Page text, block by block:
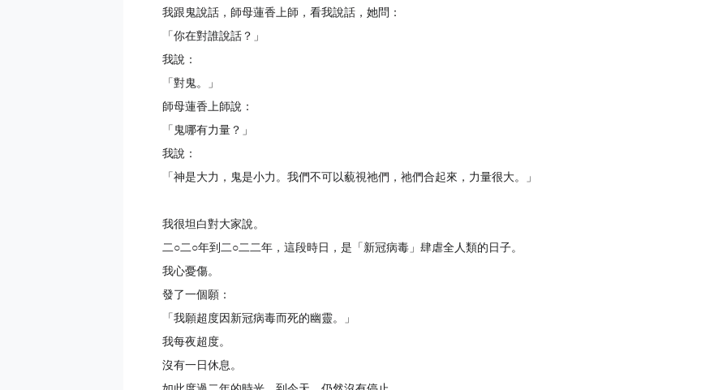
我跟鬼說話，師母蓮香上師，看我說話，她問：
「你在對誰說話？」
我說：
「對鬼。」
師母蓮香上師說：
「鬼哪有力量？」
我說：
「神是大力，鬼是小力。我們不可以藐視祂們，祂們合起來，力量很大。」
我很坦白對大家說。
二○二○年到二○二二年，這段時日，是「新冠病毒」肆虐全人類的日子。
我心憂傷。
發了一個願：
「我願超度因新冠病毒而死的幽靈。」
我每夜超度。
沒有一日休息。